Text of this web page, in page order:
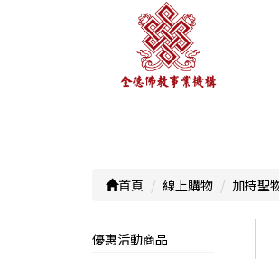
首頁 線上購物 加持聖
優惠活動商品